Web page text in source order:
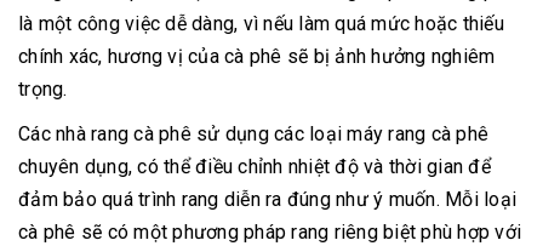
là một công việc dễ dàng, vì nếu làm quá mức hoặc thiếu
chính xác, hương vị của cà phê sẽ bị ảnh hưởng nghiêm
trọng.
Các nhà rang cà phê sử dụng các loại máy rang cà phê
chuyên dụng, có thể điều chỉnh nhiệt độ và thời gian để
đảm bảo quá trình rang diễn ra đúng như ý muốn. Mỗi loại
cà phê sẽ có một phương pháp rang riêng biệt phù hợp với